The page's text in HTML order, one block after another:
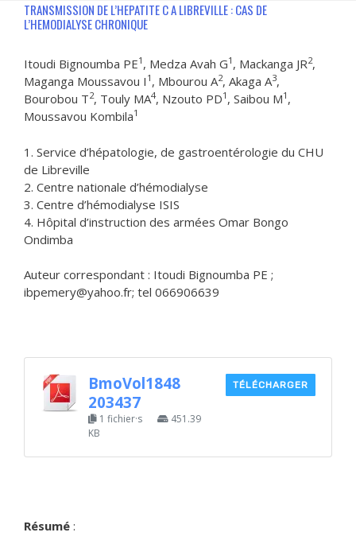
TRANSMISSION DE L’HEPATITE C A LIBREVILLE : CAS DE
L’HEMODIALYSE CHRONIQUE
Itoudi Bignoumba PE1 , Medza Avah G1 , Mackanga JR2,
Maganga Moussavou I 1 , Mbourou A2, Akaga A3,
Bourobou T2, Touly MA4, Nzouto PD1 , Saibou M1 ,
Moussavou Kombila1
1. Service d’hépatologie, de gastroentérologie du CHU
de Libreville
2. Centre nationale d’hémodialyse
3. Centre d’hémodialyse ISIS
4. Hôpital d’instruction des armées Omar Bongo
Ondimba
Auteur correspondant : Itoudi Bignoumba PE ;
ibpemery@yahoo.fr; tel 066906639
BmoVol1848
203437
1 fichier·s
451.39
KB
TÉLÉCHARGER
Résumé :